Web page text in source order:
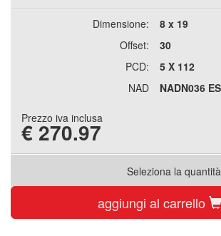
Dimensione:
8 x 19
Offset:
30
PCD:
5 X 112
NAD
NADN036
Prezzo iva inclusa
€ 270.97
Seleziona la quantità
aggiungi al carrello